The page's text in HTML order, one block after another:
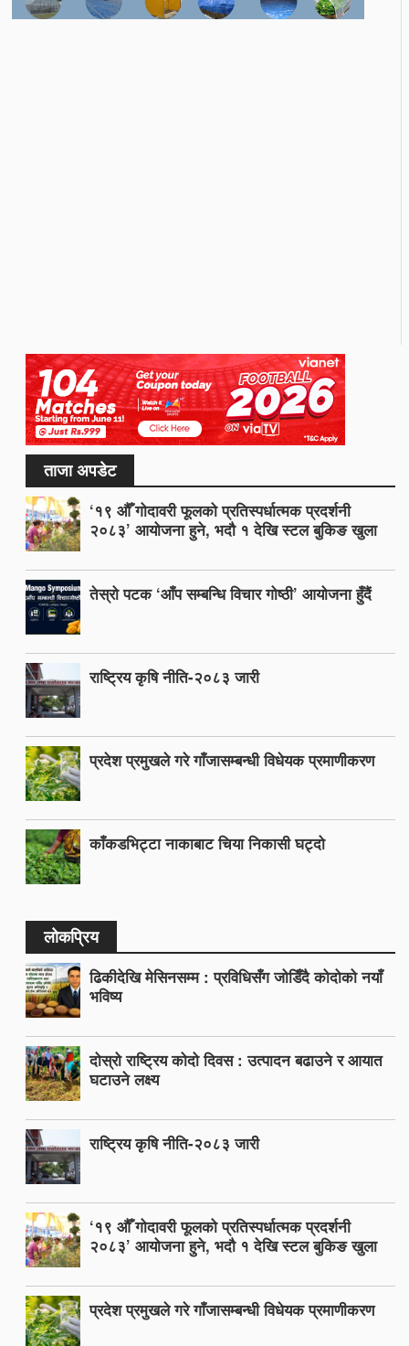
ताजा अपडेट
‘१९ औँ गोदावरी फूलको प्रतिस्पर्धात्मक प्रदर्शनी
२०८३’ आयोजना हुने, भदौ १ देखि स्टल बुकिङ खुला
तेस्रो पटक ‘आँप सम्बन्धि विचार गोष्ठी’ आयोजना हुँदैं
राष्ट्रिय कृषि नीति-२०८३ जारी
प्रदेश प्रमुखले गरे गाँजासम्बन्धी विधेयक प्रमाणीकरण
काँकडभिट्टा नाकाबाट चिया निकासी घट्दो
लोकप्रिय
ढिकीदेखि मेसिनसम्म : प्रविधिसँग जोडिँदै कोदोको नयाँ
भविष्य
दोस्रो राष्ट्रिय कोदो दिवस : उत्पादन बढाउने र आयात
घटाउने लक्ष्य
राष्ट्रिय कृषि नीति-२०८३ जारी
‘१९ औँ गोदावरी फूलको प्रतिस्पर्धात्मक प्रदर्शनी
२०८३’ आयोजना हुने, भदौ १ देखि स्टल बुकिङ खुला
प्रदेश प्रमुखले गरे गाँजासम्बन्धी विधेयक प्रमाणीकरण